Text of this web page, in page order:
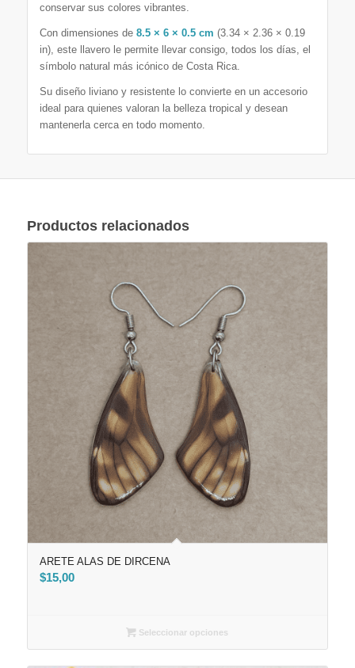
conservar sus colores vibrantes.
Con dimensiones de 8.5 × 6 × 0.5 cm (3.34 × 2.36 × 0.19
in), este llavero le permite llevar consigo, todos los días, el
símbolo natural más icónico de Costa Rica.
Su diseño liviano y resistente lo convierte en un accesorio
ideal para quienes valoran la belleza tropical y desean
mantenerla cerca en todo momento.
Productos relacionados
ARETE ALAS DE DIRCENA
$15,00
Seleccionar opciones